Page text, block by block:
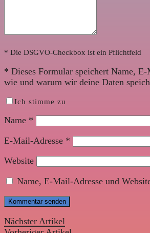
* Die DSGVO-Checkbox ist ein Pflichtfeld
* Dieses Formular speichert Name,
wie und warum wir deine Daten
Ich stimme zu
Name *
E-Mail-Adresse *
Website
Name, E-Mail-Adresse und
Nächster Artikel